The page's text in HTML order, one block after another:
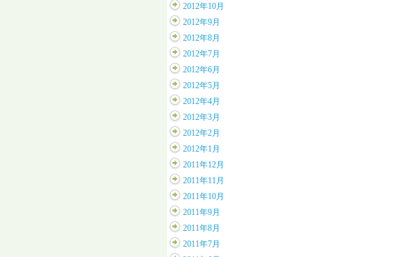
2012年10月
2012年9月
2012年8月
2012年7月
2012年6月
2012年5月
2012年4月
2012年3月
2012年2月
2012年1月
2011年12月
2011年11月
2011年10月
2011年9月
2011年8月
2011年7月